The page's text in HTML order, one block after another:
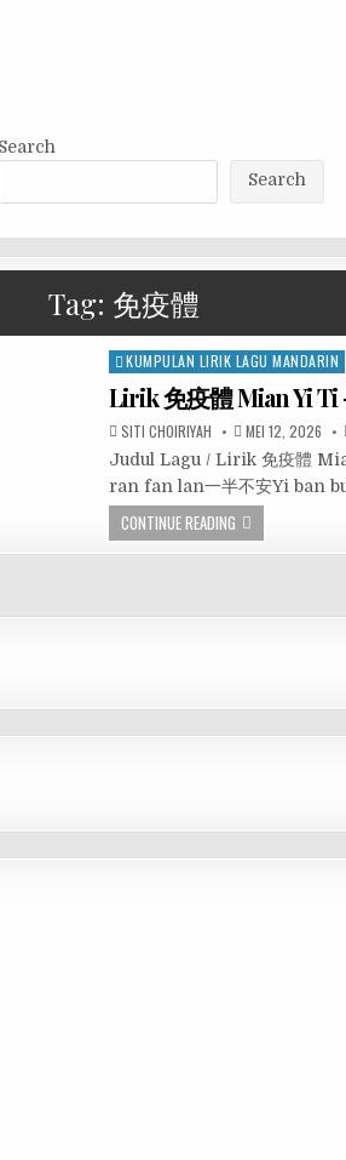
Search
Search
Tag: 免疫體
Posted
in
KUMPULAN LIRIK LAGU MANDARIN
Lirik 免疫體 Mian Yi Ti
SITI CHOIRIYAH MEI 12, 2026
Judul Lagu / Lirik 免疫體
ran fan lan一半不安Yi ban
CONTINUE READING